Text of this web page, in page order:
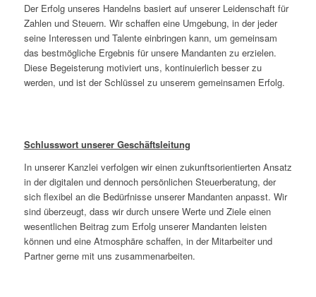
Der Erfolg unseres Handelns basiert auf unserer Leidenschaft für
Zahlen und Steuern. Wir schaffen eine Umgebung, in der jeder
seine Interessen und Talente einbringen kann, um gemeinsam
das bestmögliche Ergebnis für unsere Mandanten zu erzielen.
Diese Begeisterung motiviert uns, kontinuierlich besser zu
werden, und ist der Schlüssel zu unserem gemeinsamen Erfolg.
Schlusswort unserer Geschäftsleitung
In unserer Kanzlei verfolgen wir einen zukunftsorientierten Ansatz
in der digitalen und dennoch persönlichen Steuerberatung, der
sich flexibel an die Bedürfnisse unserer Mandanten anpasst. Wir
sind überzeugt, dass wir durch unsere Werte und Ziele einen
wesentlichen Beitrag zum Erfolg unserer Mandanten leisten
können und eine Atmosphäre schaffen, in der Mitarbeiter und
Partner gerne mit uns zusammenarbeiten.